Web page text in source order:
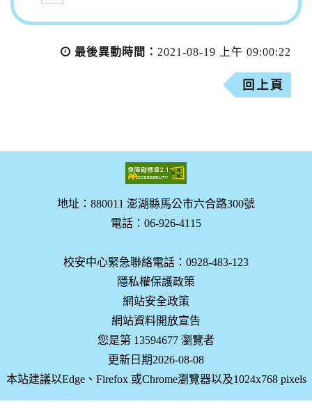
最後異動時間： 2021-08-19 上午 09:00:22
回上頁
地址：880011 澎湖縣馬公市六合路300號
電話：06-926-4115
校安中心緊急聯絡電話：0928-483-123
隱私權保護政策
網站安全政策
網站資料開放宣告
您是第 13594677 瀏覽者
更新日期2026-08-08
本站建議以Edge、Firefox 或Chrome瀏覽器以及1024x768 pixels